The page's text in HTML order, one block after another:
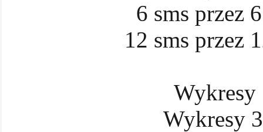
6 sms przez
12 sms przez
Wykresy
Wykresy